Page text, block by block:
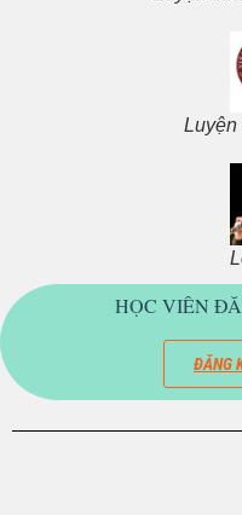
Luyện
HỌC VIÊN
ĐĂNG